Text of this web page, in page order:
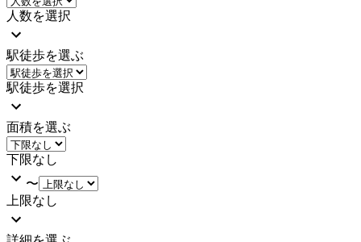
人数を選択
駅徒歩を選ぶ
駅徒歩を選択
面積を選ぶ
下限なし
〜
上限なし